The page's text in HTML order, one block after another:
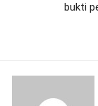
bukti